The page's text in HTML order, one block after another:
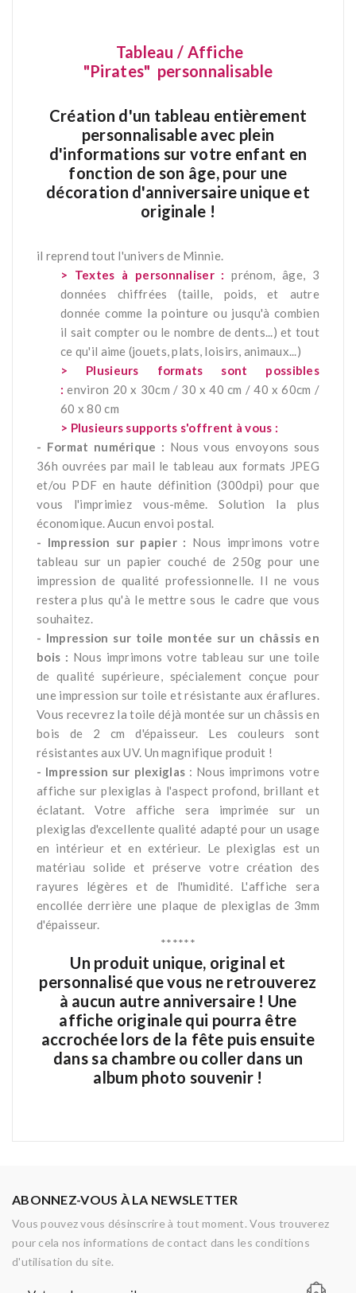
Tableau / Affiche
"Pirates" personnalisable
Création d'un tableau entièrement
personnalisable avec plein
d'informations sur votre enfant en
fonction de son âge, pour une
décoration d'anniversaire unique et
originale !
il reprend tout l'univers de Minnie.
> Textes à personnaliser : prénom, âge, 3
données chiffrées (taille, poids, et autre
donnée comme la pointure ou jusqu'à combien
il sait compter ou le nombre de dents...) et tout
ce qu'il aime (jouets, plats, loisirs, animaux...)
> Plusieurs formats sont possibles
: environ 20 x 30cm / 30 x 40 cm / 40 x 60cm /
60 x 80 cm
> Plusieurs supports s'offrent à vous :
- Format numérique : Nous vous envoyons sous
36h ouvrées par mail le tableau aux formats JPEG
et/ou PDF en haute définition (300dpi) pour que
vous l'imprimiez vous-même. Solution la plus
économique. Aucun envoi postal.
- Impression sur papier : Nous imprimons votre
tableau sur un papier couché de 250g pour une
impression de qualité professionnelle. Il ne vous
restera plus qu'à le mettre sous le cadre que vous
souhaitez.
- Impression sur toile montée sur un châssis en
bois : Nous imprimons votre tableau sur une toile
de qualité supérieure, spécialement conçue pour
une impression sur toile et résistante aux éraflures.
Vous recevrez la toile déjà montée sur un châssis en
bois de 2 cm d'épaisseur. Les couleurs sont
résistantes aux UV. Un magnifique produit !
- Impression sur plexiglas : Nous imprimons votre
affiche sur plexiglas à l'aspect profond, brillant et
éclatant. Votre affiche sera imprimée sur un
plexiglas d'excellente qualité adapté pour un usage
en intérieur et en extérieur. Le plexiglas est un
matériau solide et préserve votre création des
rayures légères et de l'humidité. L'affiche sera
encollée derrière une plaque de plexiglas de 3mm
d'épaisseur.
******
Un produit unique, original et
personnalisé que vous ne retrouverez
à aucun autre anniversaire ! Une
affiche originale qui pourra être
accrochée lors de la fête puis ensuite
dans sa chambre ou coller dans un
album photo souvenir !
ABONNEZ-VOUS À LA NEWSLETTER
Vous pouvez vous désinscrire à tout moment. Vous trouverez
pour cela nos informations de contact dans les conditions
d'utilisation du site.